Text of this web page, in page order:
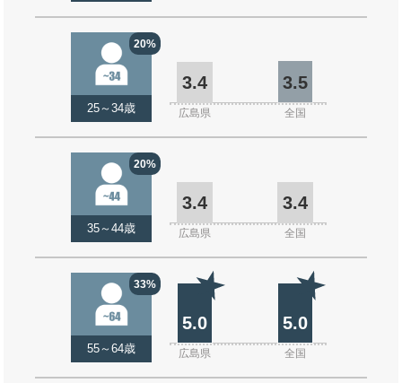
20%
25～34歳
3.4 3.5
広島県 全国
20%
35～44歳
3.4 3.4
広島県 全国
33%
55～64歳
5.0 5.0
広島県 全国